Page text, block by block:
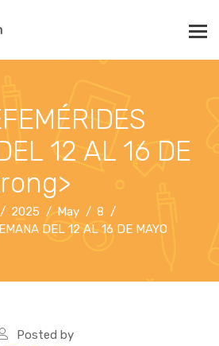
12 AL 16 DE
2025 May
8
DEL 12 AL 16 DE MAYO
Posted by